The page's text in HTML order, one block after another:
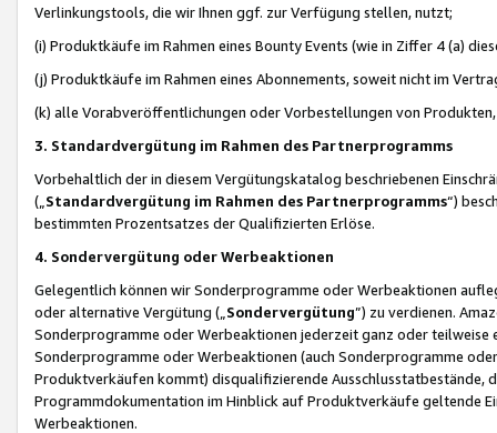
Verlinkungstools, die wir Ihnen ggf. zur Verfügung stellen, nutzt;
(i) Produktkäufe im Rahmen eines Bounty Events (wie in Ziffer 4 (a)
(j) Produktkäufe im Rahmen eines Abonnements, soweit nicht im
(k) alle Vorabveröffentlichungen oder Vorbestellungen von
3. Standardvergütung im Rahmen des Partnerprogramms
Vorbehaltlich der in diesem Vergütungskatalog beschriebenen
(„ Standardvergütung im Rahmen des Partnerprogramms“)
bestimmten Prozentsatzes der Qualifizierten Erlöse.
4. Sondervergütung oder Werbeaktionen
Gelegentlich können wir Sonderprogramme oder Werbeaktionen
oder alternative Vergütung („ Sondervergütung”) zu verdienen.
Sonderprogramme oder Werbeaktionen jederzeit ganz oder
Sonderprogramme oder Werbeaktionen (auch Sonderprogramme
Produktverkäufen kommt) disqualifizierende Ausschlusstatbestände,
Programmdokumentation im Hinblick auf Produktverkäufe geltende
Werbeaktionen.